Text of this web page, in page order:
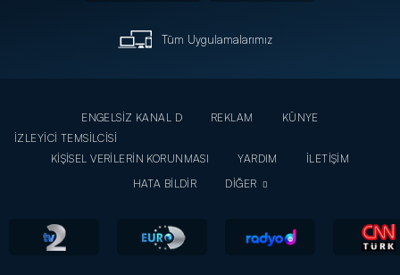
Tüm Uygulamalarımız
ENGELSİZ KANAL D REKLAM
KÜNYE
İZLEYİCİ TEMSİLCİSİ
KİŞİSEL VERİLERİN KORUNMASI
YARDIM
İLETİŞİM
HATA BİLDİR
DİĞER